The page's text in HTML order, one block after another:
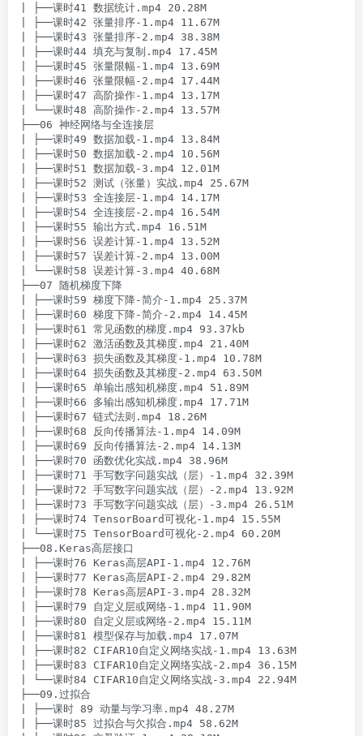
| ├──课时41 数据统计.mp4 20.28M
| ├──课时42 张量排序-1.mp4 11.67M
| ├──课时43 张量排序-2.mp4 38.38M
| ├──课时44 填充与复制.mp4 17.45M
| ├──课时45 张量限幅-1.mp4 13.69M
| ├──课时46 张量限幅-2.mp4 17.44M
| ├──课时47 高阶操作-1.mp4 13.17M
| └──课时48 高阶操作-2.mp4 13.57M
├──06 神经网络与全连接层
| ├──课时49 数据加载-1.mp4 13.84M
| ├──课时50 数据加载-2.mp4 10.56M
| ├──课时51 数据加载-3.mp4 12.01M
| ├──课时52 测试（张量）实战.mp4 25.67M
| ├──课时53 全连接层-1.mp4 14.17M
| ├──课时54 全连接层-2.mp4 16.54M
| ├──课时55 输出方式.mp4 16.51M
| ├──课时56 误差计算-1.mp4 13.52M
| ├──课时57 误差计算-2.mp4 13.00M
| └──课时58 误差计算-3.mp4 40.68M
├──07 随机梯度下降
| ├──课时59 梯度下降-简介-1.mp4 25.37M
| ├──课时60 梯度下降-简介-2.mp4 14.45M
| ├──课时61 常见函数的梯度.mp4 93.37kb
| ├──课时62 激活函数及其梯度.mp4 21.40M
| ├──课时63 损失函数及其梯度-1.mp4 10.78M
| ├──课时64 损失函数及其梯度-2.mp4 63.50M
| ├──课时65 单输出感知机梯度.mp4 51.89M
| ├──课时66 多输出感知机梯度.mp4 17.71M
| ├──课时67 链式法则.mp4 18.26M
| ├──课时68 反向传播算法-1.mp4 14.09M
| ├──课时69 反向传播算法-2.mp4 14.13M
| ├──课时70 函数优化实战.mp4 38.96M
| ├──课时71 手写数字问题实战（层）-1.mp4 32.39M
| ├──课时72 手写数字问题实战（层）-2.mp4 13.92M
| ├──课时73 手写数字问题实战（层）-3.mp4 26.51M
| ├──课时74 TensorBoard可视化-1.mp4 15.55M
| └──课时75 TensorBoard可视化-2.mp4 60.20M
├──08.Keras高层接口
| ├──课时76 Keras高层API-1.mp4 12.76M
| ├──课时77 Keras高层API-2.mp4 29.82M
| ├──课时78 Keras高层API-3.mp4 28.32M
| ├──课时79 自定义层或网络-1.mp4 11.90M
| ├──课时80 自定义层或网络-2.mp4 15.11M
| ├──课时81 模型保存与加载.mp4 17.07M
| ├──课时82 CIFAR10自定义网络实战-1.mp4 13.63M
| ├──课时83 CIFAR10自定义网络实战-2.mp4 36.15M
| └──课时84 CIFAR10自定义网络实战-3.mp4 22.94M
├──09.过拟合
| ├──课时 89 动量与学习率.mp4 48.27M
| ├──课时85 过拟合与欠拟合.mp4 58.62M